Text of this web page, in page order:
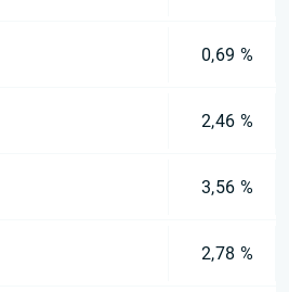
0,69 %
2,46 %
3,56 %
2,78 %